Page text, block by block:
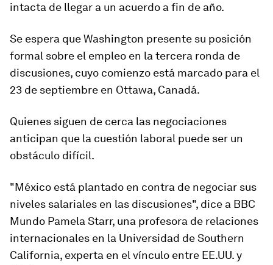
intacta de llegar a un acuerdo a fin de año.
Se espera que Washington presente su posición
formal sobre el empleo en la tercera ronda de
discusiones, cuyo comienzo está marcado para el
23 de septiembre en Ottawa, Canadá.
Quienes siguen de cerca las negociaciones
anticipan que la cuestión laboral puede ser un
obstáculo difícil.
"México está plantado en contra de negociar sus
niveles salariales en las discusiones", dice a BBC
Mundo Pamela Starr, una profesora de relaciones
internacionales en la Universidad de Southern
California, experta en el vínculo entre EE.UU. y